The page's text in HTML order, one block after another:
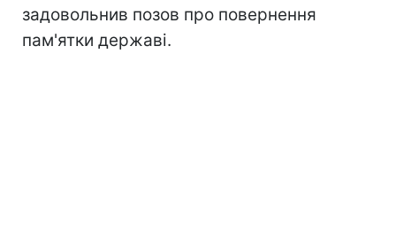
задовольнив позов про повернення
пам'ятки державі.